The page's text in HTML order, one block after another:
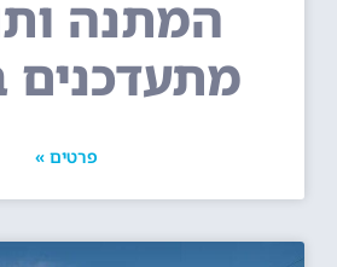
המתנה
מתעדכנים
פרטים »